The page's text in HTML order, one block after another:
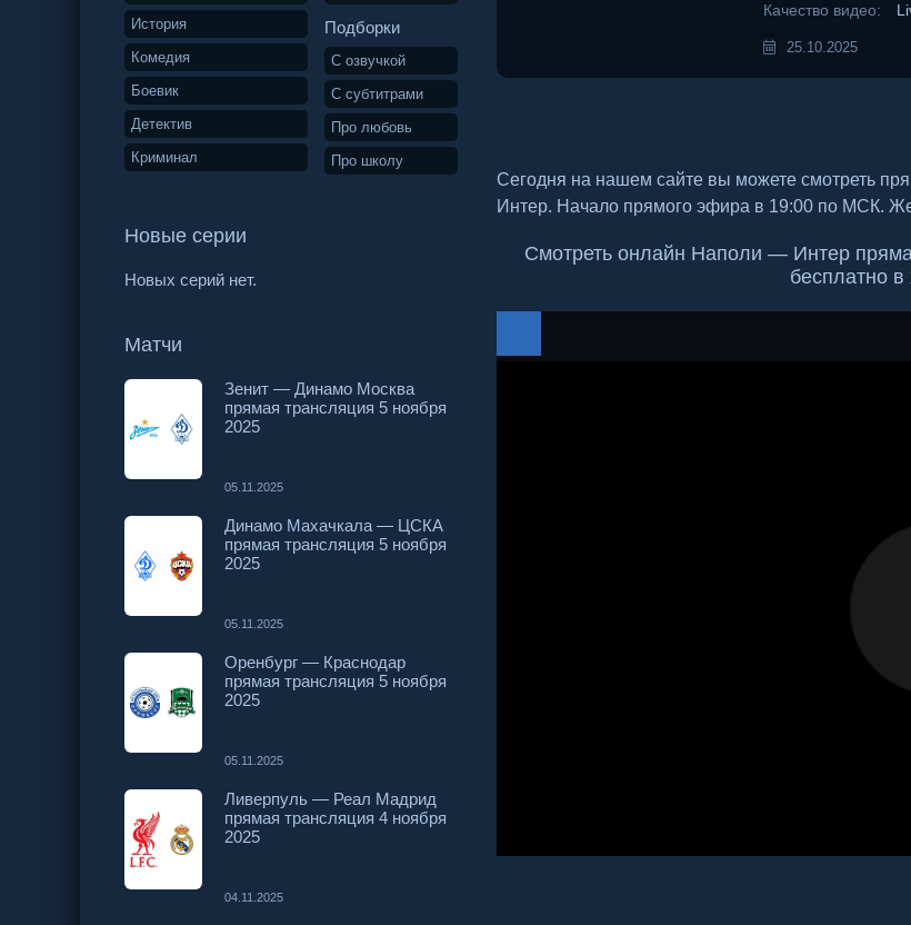
История
Комедия
Боевик
Детектив
Криминал
Подборки
С озвучкой
С субтитрами
Про любовь
Про школу
Новые серии
Новых серий нет.
Матчи
Зенит — Динамо Москва
прямая трансляция 5 ноября
2025
05.11.2025
Динамо Махачкала — ЦСКА
прямая трансляция 5 ноября
2025
05.11.2025
Оренбург — Краснодар
прямая трансляция 5 ноября
2025
05.11.2025
Ливерпуль — Реал Мадрид
прямая трансляция 4 ноября
2025
04.11.2025
Качество видео:
25.10.2025
Сегодня на нашем сайте вы можете смотреть
Интер. Начало прямого эфира в 19:00 по МСК.
Смотреть онлайн Наполи — Интер
бесплатно